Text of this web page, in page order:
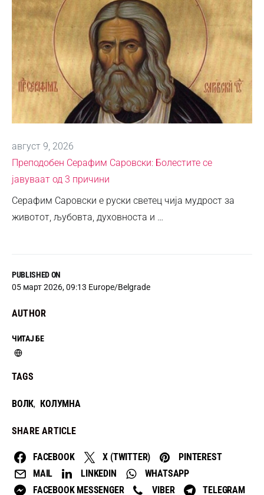
PUBLISHED ON
05 март 2026, 09:13 Europe/Belgrade
AUTHOR
ЧИТАЈ БЕ
TAGS
ВОЛК, КОЛУМНА
SHARE ARTICLE
FACEBOOK X (TWITTER)
PINTEREST
MAIL
LINKEDIN
WHATSAPP
FACEBOOK MESSENGER
VIBER TELEGRAM
август 9, 2026
Преподобен Серафим Саровски: Болестите се
јавуваат од 3 причини
Серафим Саровски е руски светец чија мудрост за
животот, љубовта, духовноста и …